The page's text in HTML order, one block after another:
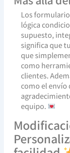
Los
lógica
supuesto,
significa que
que
como
clientes.
como el envío
equipo.